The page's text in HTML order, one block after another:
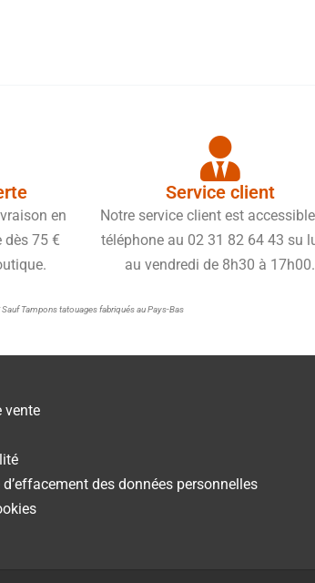
en
dès 75 €
Service client
Notre service client est
téléphone au 02 31 82 64 43 su
au vendredi de 8h30 à 17h00.
Sauf Tampons tatouages fabriqués au Pays-Bas
vente
des données personnelles